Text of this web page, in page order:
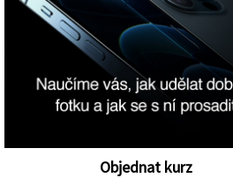
Objednat kurz